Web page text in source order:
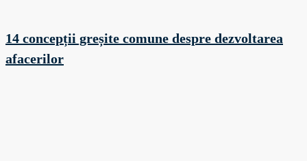
14 concepții greșite comune despre dezvoltarea
afacerilor